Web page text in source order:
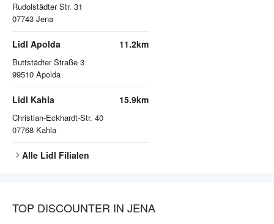
Rudolstädter Str. 31
07743 Jena
Lidl Apolda
Buttstädter Straße 3
99510 Apolda
11.2km
Lidl Kahla
Christian-Eckhardt-Str. 40
07768 Kahla
15.9km
Alle Lidl Filialen
TOP DISCOUNTER IN JENA